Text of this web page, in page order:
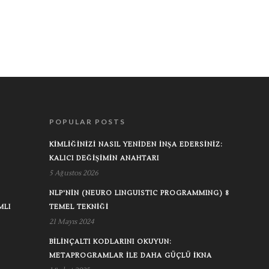
POPULAR POSTS
KIMLIĞINIZI NASIL YENIDEN İNŞA EDERSINIZ:
KALICI DEĞIŞIMIN ANAHTARI
5 Ağustos 2026
NLP'NIN (NEURO LINGUISTIC PROGRAMMING) 8
TEMEL TEKNIĞI
21 Mayıs 2024
BILINÇALTI KODLARINI OKUYUN:
METAPROGRAMLAR ILE DAHA GÜÇLÜ İKNA